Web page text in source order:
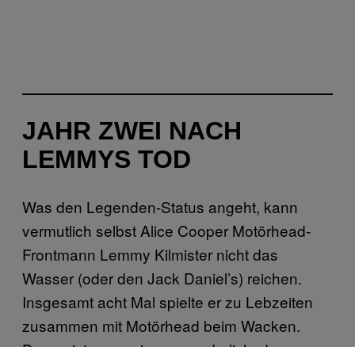
JAHR ZWEI NACH
LEMMYS TOD
Was den Legenden-Status angeht, kann
vermutlich selbst Alice Cooper Motörhead-
Frontmann Lemmy Kilmister nicht das
Wasser (oder den Jack Daniel’s) reichen.
Insgesamt acht Mal spielte er zu Lebzeiten
zusammen mit Motörhead beim Wacken.